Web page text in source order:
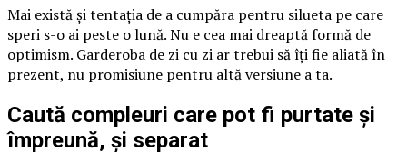
Mai există și tentația de a cumpăra pentru silueta pe care
speri s-o ai peste o lună. Nu e cea mai dreaptă formă de
optimism. Garderoba de zi cu zi ar trebui să îți fie aliată în
prezent, nu promisiune pentru altă versiune a ta.
Caută compleuri care pot fi purtate și
împreună, și separat